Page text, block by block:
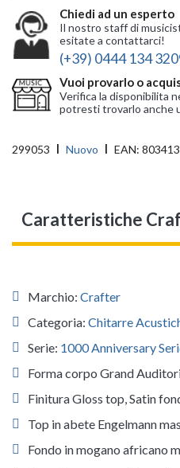
Chiedi ad un esperto
Il nostro staff di
esitate a contattarci!
(+39) 0444 134
Vuoi provarlo o
Verifica la disponibilita
potresti trovarlo anche
299053 Nuovo EAN:
Caratteristiche
Marchio: Crafter
Categoria: Chitarre
Serie: 1000 Anniversary
Forma corpo Grand
Finitura Gloss top, Satin
Top in abete Engelmann
Fondo in mogano africano